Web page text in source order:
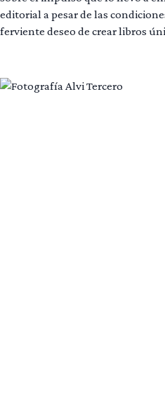
editorial a pesar de las
ferviente deseo de crear libros